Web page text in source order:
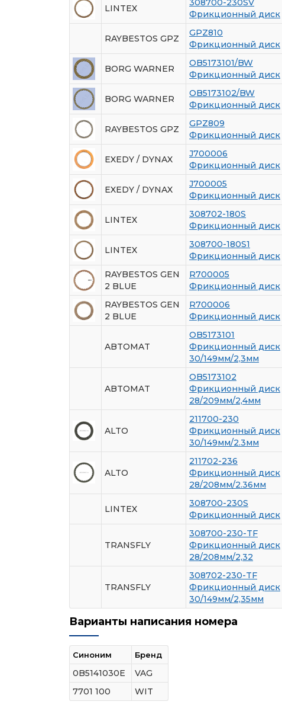
LINTEX
308700-230SV
Фрикционный диск
RAYBESTOS GPZ
GPZ810
Фрикционный диск
BORG WARNER
OB5173101/BW
Фрикционный диск
BORG WARNER
OB5173102/BW
Фрикционный диск
RAYBESTOS GPZ
GPZ809
Фрикционный диск
EXEDY / DYNAX
J700006
Фрикционный диск
EXEDY / DYNAX
J700005
Фрикционный диск
LINTEX
308702-180S
Фрикционный диск
LINTEX
308700-180S1
Фрикционный диск
RAYBESTOS GEN
2 BLUE
R700005
Фрикционный диск
RAYBESTOS GEN
2 BLUE
R700006
Фрикционный диск
ABTOMAT
OB5173101
Фрикционный диск
30/149мм/2,3мм
ABTOMAT
OB5173102
Фрикционный диск
28/209мм/2,4мм
ALTO
211700-230
Фрикционный диск
30/149мм/2.3мм
ALTO
211702-236
Фрикционный диск
28/208мм/2.36мм
LINTEX
308700-230S
Фрикционный диск
TRANSFLY
308700-230-TF
Фрикционный диск
28/208мм/2,32
TRANSFLY
308702-230-TF
Фрикционный диск
30/149мм/2,35мм
Варианты написания номера
Синоним Бренд
0B5141030E
VAG
7701 100
WIT